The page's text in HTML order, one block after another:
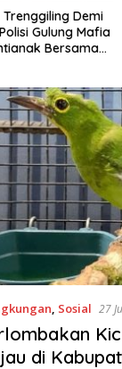
Demi
Gulung Mafia
Bersama
, Sosial
di